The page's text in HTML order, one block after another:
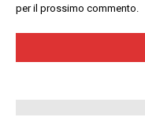
per il prossimo commento.